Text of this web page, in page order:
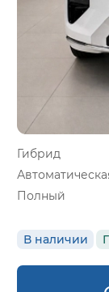
Гибрид
Полный
В наличии